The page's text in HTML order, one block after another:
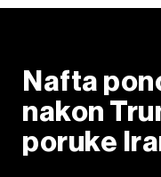
Nafta
nakon
poruke